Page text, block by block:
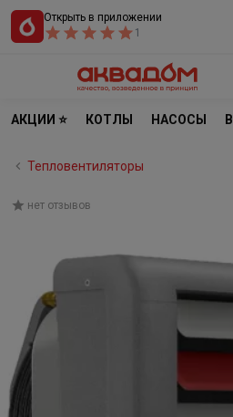
Открыть в приложении
1
АКЦИИ ⭐ КОТЛЫ НАСОСЫ
Тепловентиляторы
нет отзывов